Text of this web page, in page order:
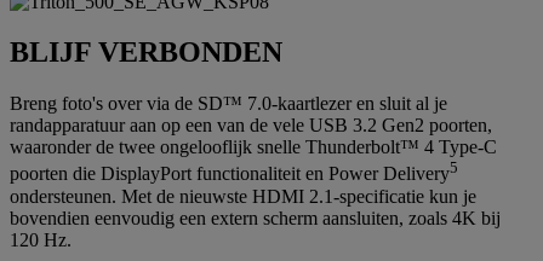
BLIJF VERBONDEN
Breng foto's over via de SD™ 7.0-kaartlezer en sluit al je
randapparatuur aan op een van de vele USB 3.2 Gen2 poorten,
waaronder de twee ongelooflijk snelle Thunderbolt™ 4 Type-C
poorten die DisplayPort functionaliteit en Power Delivery5
ondersteunen. Met de nieuwste HDMI 2.1-specificatie kun je
bovendien eenvoudig een extern scherm aansluiten, zoals 4K bij
120 Hz.